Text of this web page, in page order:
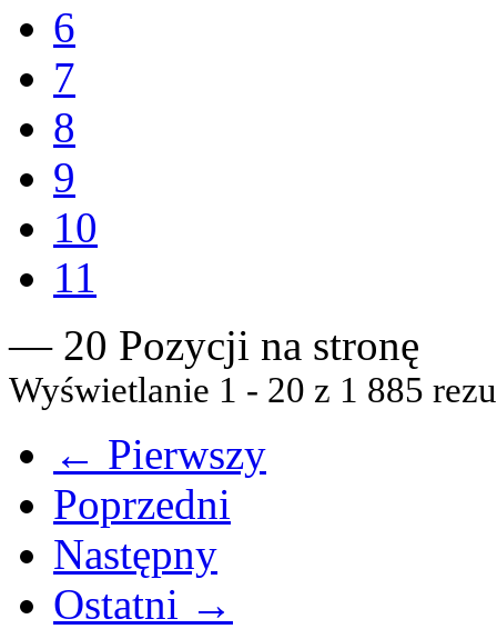
6
7
8
9
10
11
— 20 Pozycji na stronę
Wyświetlanie 1 - 20 z 1 885
← Pierwszy
Poprzedni
Następny
Ostatni →